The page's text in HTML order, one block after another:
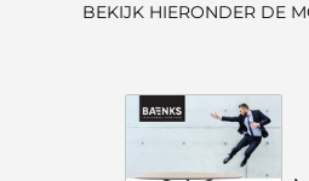
BEKIJK HIERONDER DE